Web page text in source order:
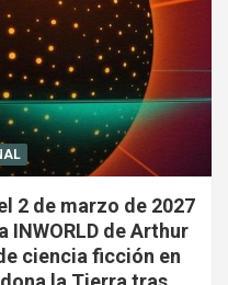
2 de marzo de 2027
INWORLD de Arthur
ciencia ficción en